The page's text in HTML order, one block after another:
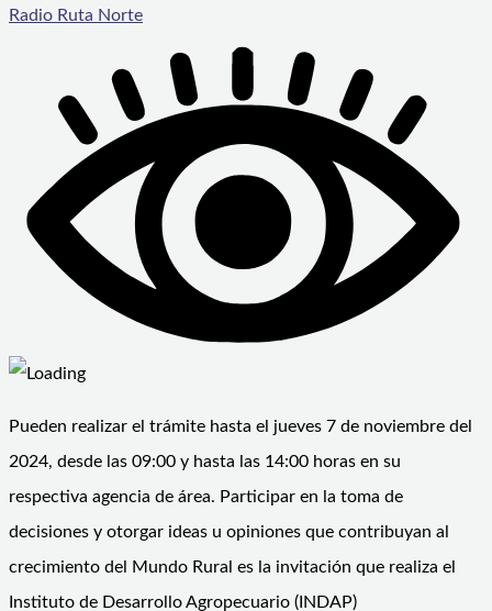
Radio Ruta Norte
Pueden realizar el trámite hasta el jueves 7 de noviembre del
2024, desde las 09:00 y hasta las 14:00 horas en su
respectiva agencia de área. Participar en la toma de
decisiones y otorgar ideas u opiniones que contribuyan al
crecimiento del Mundo Rural es la invitación que realiza el
Instituto de Desarrollo Agropecuario (INDAP)